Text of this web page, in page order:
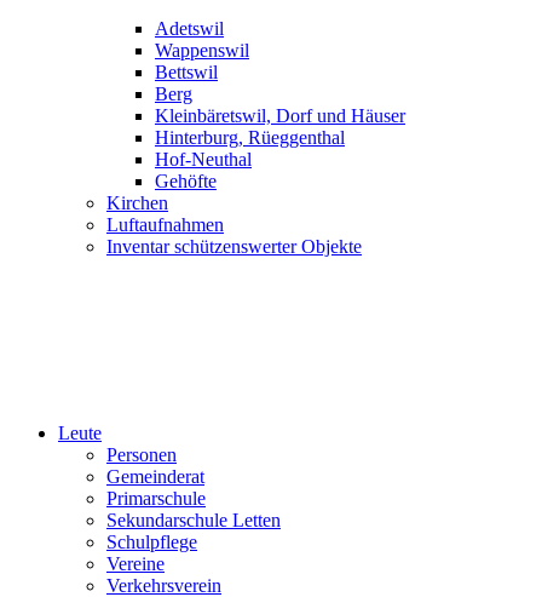
Adetswil
Wappenswil
Bettswil
Berg
Kleinbäretswil, Dorf und Häuser
Hinterburg, Rüeggenthal
Hof-Neuthal
Gehöfte
Kirchen
Luftaufnahmen
Inventar schützenswerter Objekte
Leute
Personen
Gemeinderat
Primarschule
Sekundarschule Letten
Schulpflege
Vereine
Verkehrsverein